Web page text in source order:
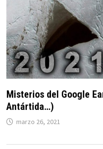
Misterios del Google
Antártida…)
marzo 26, 2021